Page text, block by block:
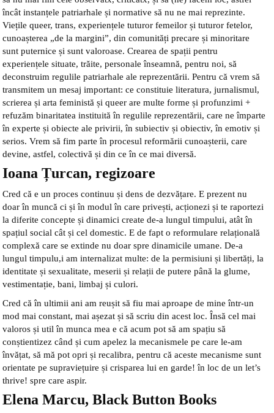
încât instanțele patriarhale și normative să nu ne mai reprezinte.
Viețile queer, trans, experiențele tuturor femeilor și tuturor fetelor,
cunoașterea „de la margini”, din comunități precare și minoritare
sunt puternice și sunt valoroase. Crearea de spații pentru
experiențele situate, trăite, personale înseamnă, pentru noi, să
deconstruim regulile patriarhale ale reprezentării. Pentru că vrem să
transmitem un mesaj important: ce constituie literatura, jurnalismul,
scrierea și arta feministă și queer are multe forme și profunzimi +
refuzăm binaritatea instituită în regulile reprezentării, care ne împarte
în experte și obiecte ale privirii, în subiectiv și obiectiv, în emotiv și
serios. Vrem să fim parte în procesul reformării cunoașterii, care
devine, astfel, colectivă și din ce în ce mai diversă.
Ioana Țurcan, regizoare
Cred că e un proces continuu și dens de dezvățare. E prezent nu
doar în muncă ci și în modul în care privești, acționezi și te raportezi
la diferite concepte și dinamici create de-a lungul timpului, atât în
spațiul social cât și cel domestic. E de fapt o reformulare relațională
complexă care se extinde nu doar spre dinamicile umane. De-a
lungul timpulu,i am internalizat multe: de la permisiuni și libertăți, la
identitate și sexualitate, meserii și relații de putere până la glume,
vestimentație, bani, limbaj și culori.
Cred că în ultimii ani am reușit să fiu mai aproape de mine într-un
mod mai constant, mai așezat și să scriu din acest loc. Însă cel mai
valoros și util în munca mea e că acum pot să am spațiu să
conștientizez când și cum apelez la mecanismele pe care le-am
învățat, să mă pot opri și recalibra, pentru că aceste mecanisme sunt
orientate pe supraviețuire și crisparea lui en garde! în loc de un let’s
thrive! spre care aspir.
Elena Marcu, Black Button Books